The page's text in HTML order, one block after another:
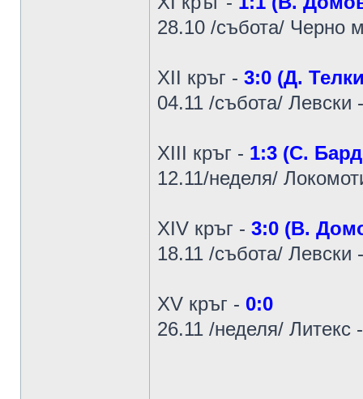
28.10 /събота/ Черно
XII кръг - 3:0 (Д.
04.11 /събота/ Левски
XIII кръг - 1:3 (С.
12.11/неделя/
XIV кръг - 3:0 (В.
18.11 /събота/
XV кръг - 0:0
26.11 /неделя/